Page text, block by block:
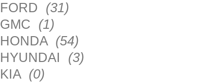
FORD (31)
GMC (1)
HONDA (54)
HYUNDAI (3)
KIA (0)